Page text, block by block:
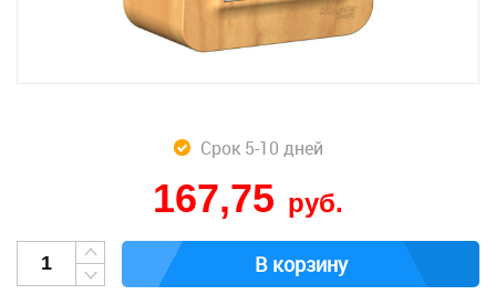
Срок 5-10 дней
167,75 руб.
В корзину